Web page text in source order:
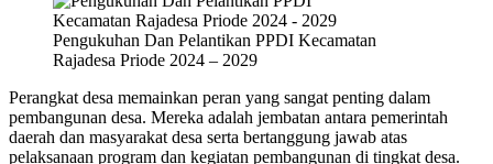
Pengukuhan Dan Pelantikan PPDI Kecamatan
Rajadesa Priode 2024 – 2029
Perangkat desa memainkan peran yang sangat penting dalam
pembangunan desa. Mereka adalah jembatan antara pemerintah
daerah dan masyarakat desa serta bertanggung jawab atas
pelaksanaan program dan kegiatan pembangunan di tingkat desa.